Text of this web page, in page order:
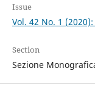
Issue
Vol. 42 No. 1
Section
Sezione